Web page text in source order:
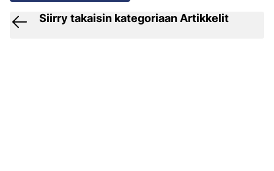
Siirry takaisin kategoriaan Artikkelit